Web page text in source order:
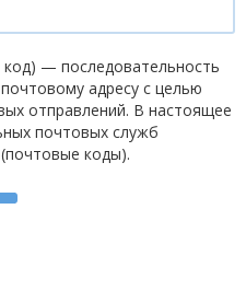
— последовательность
адресу с целью
отправлений. В настоящее
почтовых служб
коды).